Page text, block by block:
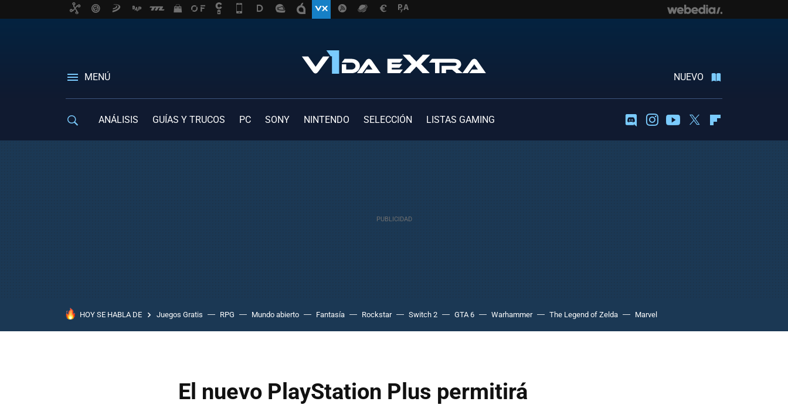
MENÚ NUEVO
ANÁLISIS GUÍAS Y TRUCOS PC SONY NINTENDO SELECCIÓN LISTAS GAMING DiscordInstagramYoutubeTwitter
HOY SE HABLA DE Juegos Gratis RPG Mundo abierto Fantasía Rockstar Switch 2 GTA 6 Warhammer The Legend of Zelda Marvel
El nuevo PlayStation Plus permitirá